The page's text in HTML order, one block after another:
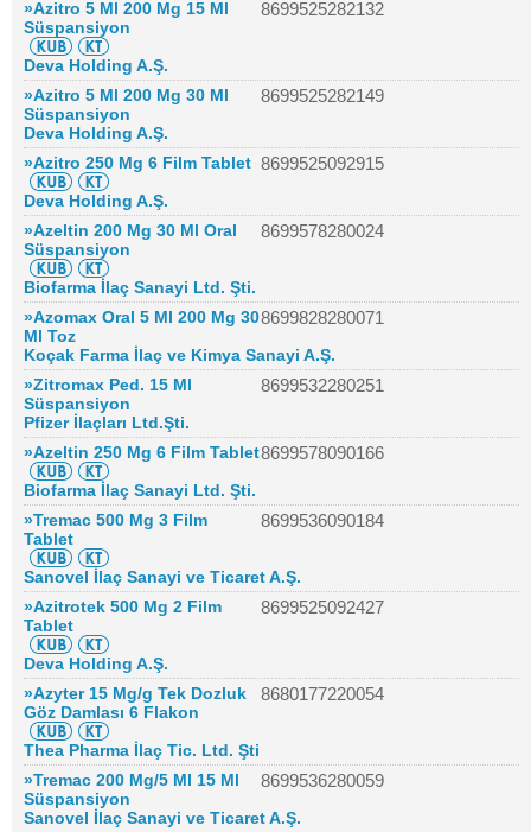
»Azitro 5 Ml 200 Mg 15 Ml
Süspansiyon
8699525282132
Deva Holding A.Ş.
»Azitro 5 Ml 200 Mg 30 Ml
Süspansiyon
8699525282149
Deva Holding A.Ş.
»Azitro 250 Mg 6 Film Tablet 8699525092915
Deva Holding A.Ş.
»Azeltin 200 Mg 30 Ml Oral
Süspansiyon
8699578280024
Biofarma İlaç Sanayi Ltd. Şti.
»Azomax Oral 5 Ml 200 Mg 30
Ml Toz
8699828280071
Koçak Farma İlaç ve Kimya Sanayi A.Ş.
»Zitromax Ped. 15 Ml
Süspansiyon
8699532280251
Pfizer İlaçları Ltd.Şti.
»Azeltin 250 Mg 6 Film Tablet8699578090166
Biofarma İlaç Sanayi Ltd. Şti.
»Tremac 500 Mg 3 Film
Tablet
8699536090184
Sanovel İlaç Sanayi ve Ticaret A.Ş.
»Azitrotek 500 Mg 2 Film
Tablet
8699525092427
Deva Holding A.Ş.
»Azyter 15 Mg/g Tek Dozluk
Göz Damlası 6 Flakon
8680177220054
Thea Pharma İlaç Tic. Ltd. Şti
»Tremac 200 Mg/5 Ml 15 Ml
Süspansiyon
8699536280059
Sanovel İlaç Sanayi ve Ticaret A.Ş.